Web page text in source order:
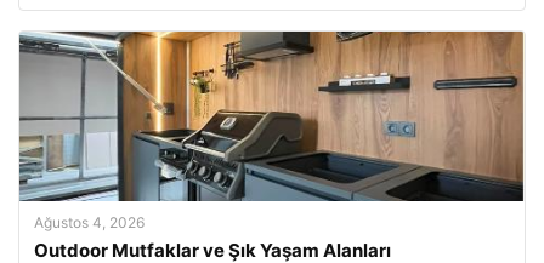
Ağustos 4, 2026
Outdoor Mutfaklar ve Şık Yaşam Alanları